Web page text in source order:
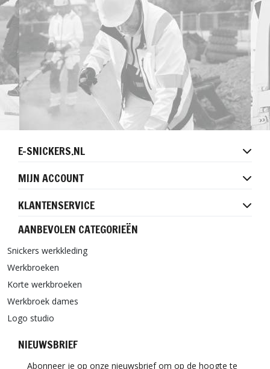
E-SNICKERS.NL
MIJN ACCOUNT
KLANTENSERVICE
AANBEVOLEN CATEGORIEËN
Snickers werkkleding
Werkbroeken
Korte werkbroeken
Werkbroek dames
Logo studio
NIEUWSBRIEF
Abonneer je op onze nieuwsbrief om op de hoogte te